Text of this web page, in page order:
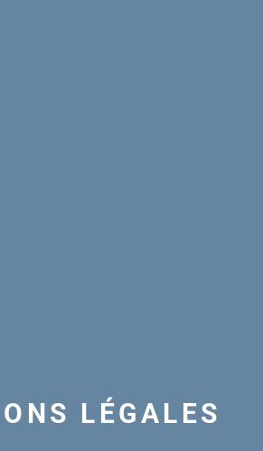
LÉGALES